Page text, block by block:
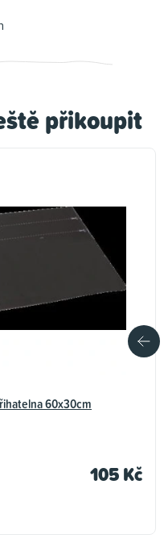
přikoupit
60x30cm
105 Kč